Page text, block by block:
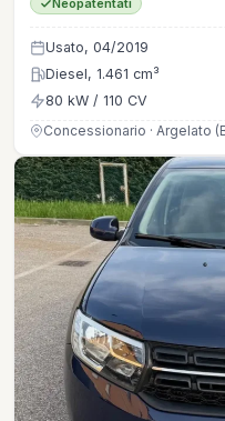
Neopatentati
Usato, 04/2019
Diesel, 1.461 cm³
80 kW / 110 CV
Concessionario · Argelato